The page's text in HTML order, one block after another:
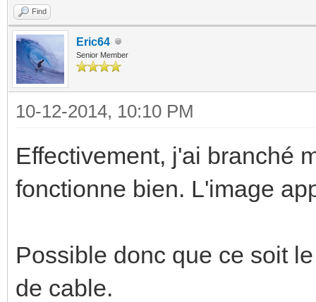
Find
Eric64
Senior Member
10-12-2014, 10:10 PM
Effectivement, j'ai branché
fonctionne bien. L'image
Possible donc que ce soit
de cable.